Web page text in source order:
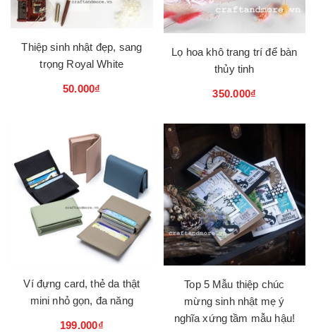
Thiệp sinh nhật đẹp, sang
trọng Royal White
50.000₫
Lọ hoa khô trang trí để bàn
thủy tinh
350.000₫
Ví đựng card, thẻ da thật
mini nhỏ gọn, đa năng
199.000₫
Top 5 Mẫu thiệp chúc
mừng sinh nhật mẹ ý
nghĩa xứng tầm mẫu hậu!